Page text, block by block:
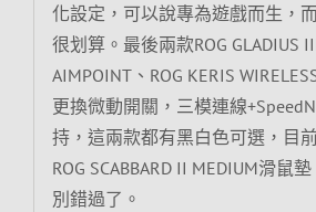
化設定，可以說專為遊戲而生，
很划算。最後兩款ROG GLADIUS
AIMPOINT、ROG KERIS
更換微動開關，三模連線
持，這兩款都有黑白色可選，目
ROG SCABBARD II MEDIUM滑鼠
別錯過了。